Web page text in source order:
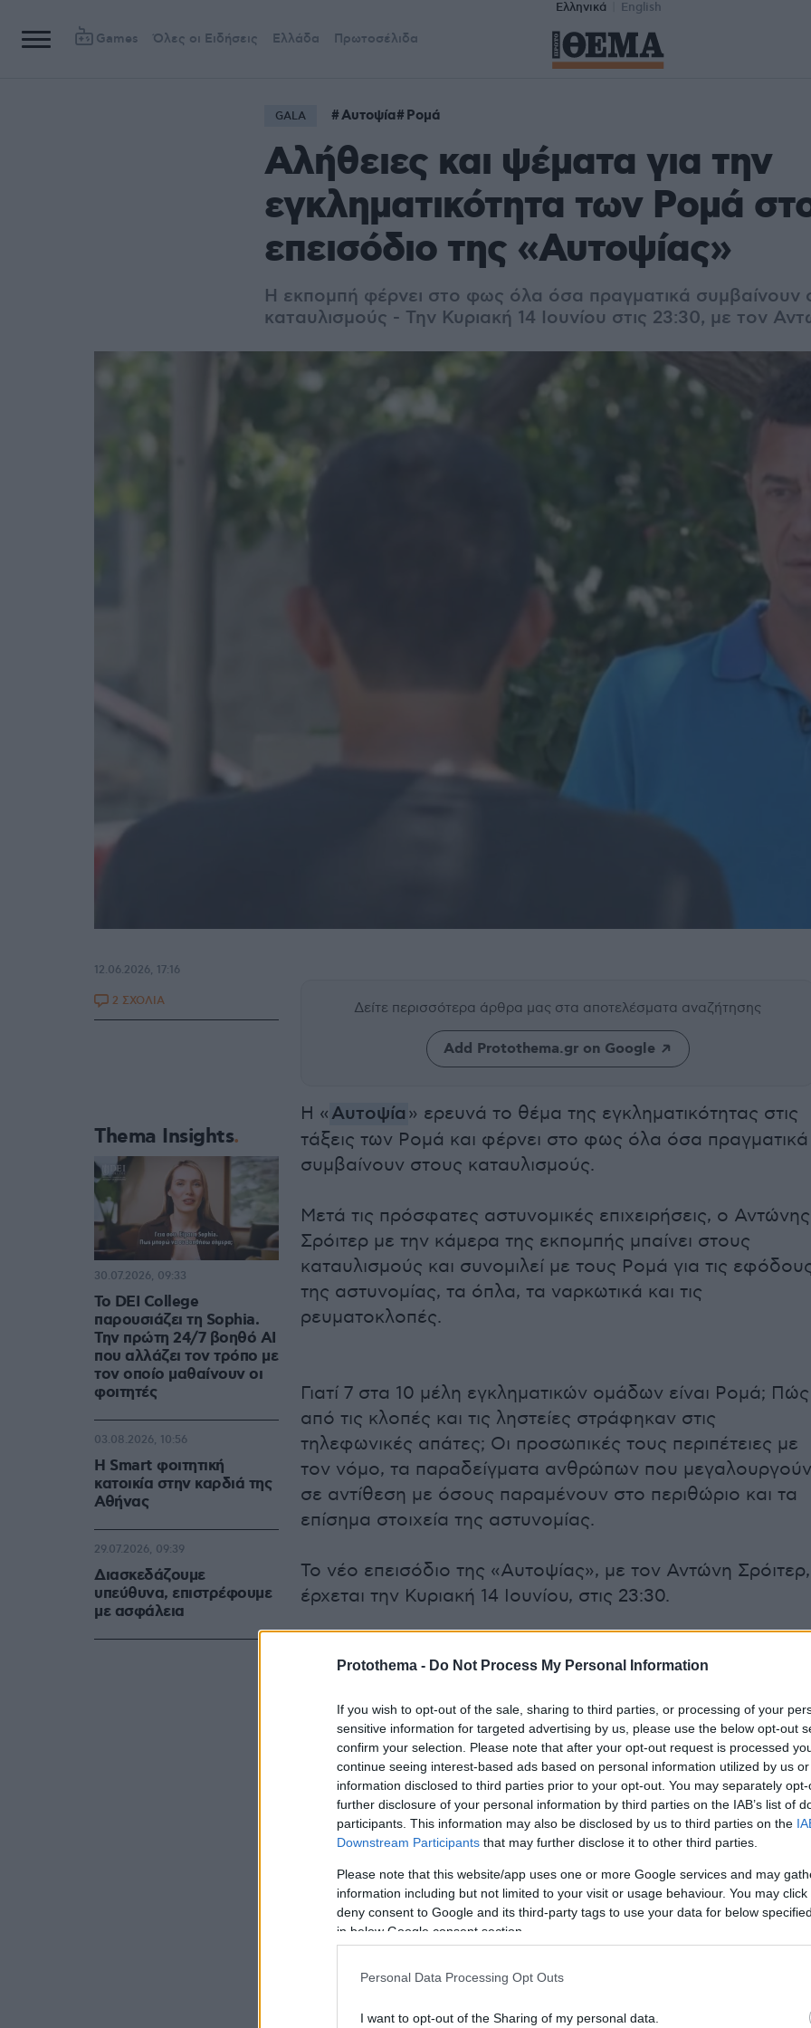
Protothema - Do Not Process My Personal Information
If you wish to opt-out of the sale, sharing to third parties, or processing of your
sensitive information for targeted advertising by us, please use the below opt-out
confirm your selection. Please note that after your opt-out request is processed
continue seeing interest-based ads based on personal information utilized by us
information disclosed to third parties prior to your opt-out. You may separately
further disclosure of your personal information by third parties on the IAB’s list of
participants. This information may also be disclosed by us to third parties on the
Downstream Participants that may further disclose it to other third parties.
Please note that this website/app uses one or more Google services and may
information including but not limited to your visit or usage behaviour. You may
deny consent to Google and its third-party tags to use your data for below
in below Google consent section.
Personal Data Processing Opt Outs
I want to opt-out of the Sharing of my personal data.
Ελληνικά English
Games Όλες οι Ειδήσεις Ελλάδα Πρωτοσέλιδα
GALA Αυτοψία Ρομά
Αλήθειες και ψέματα για την
εγκληματικότητα των Ρομά
επεισόδιο της «Αυτοψίας»
Η εκπομπή φέρνει στο φως όλα όσα πραγματικά συμβαίνουν
καταυλισμούς - Την Κυριακή 14 Ιουνίου στις 23:30, με τον
Δείτε περισσότερα άρθρα μας στα αποτελέσματα αναζήτησης
Add Protothema.gr on Google
Η « Αυτοψία » ερευνά το θέμα της εγκληματικότητας στις
τάξεις των Ρομά και φέρνει στο φως όλα όσα πραγματικά
συμβαίνουν στους καταυλισμούς.
Μετά τις πρόσφατες αστυνομικές επιχειρήσεις, ο Αντώνης
Σρόιτερ με την κάμερα της εκπομπής μπαίνει στους
καταυλισμούς και συνομιλεί με τους Ρομά για τις
της αστυνομίας, τα όπλα, τα ναρκωτικά και τις
ρευματοκλοπές.
Γιατί 7 στα 10 μέλη εγκληματικών ομάδων είναι Ρομά; Πώς
από τις κλοπές και τις ληστείες στράφηκαν στις
τηλεφωνικές απάτες; Οι προσωπικές τους περιπέτειες με
τον νόμο, τα παραδείγματα ανθρώπων που μεγαλουργούν
σε αντίθεση με όσους παραμένουν στο περιθώριο και τα
επίσημα στοιχεία της αστυνομίας.
Το νέο επεισόδιο της «Αυτοψίας», με τον Αντώνη Σρόιτερ,
έρχεται την Κυριακή 14 Ιουνίου, στις 23:30.
12.06.2026, 17:16
2 ΣΧΟΛΙΑ
Thema Insights
Το DEI College
παρουσιάζει τη Sophia.
Την πρώτη 24/7 βοηθό AI
που αλλάζει τον τρόπο με
τον οποίο μαθαίνουν οι
φοιτητές
30.07.2026, 09:33
Η Smart φοιτητική
κατοικία στην καρδιά της
Αθήνας
03.08.2026, 10:56
Διασκεδάζουμε
υπεύθυνα, επιστρέφουμε
με ασφάλεια
29.07.2026, 09:39